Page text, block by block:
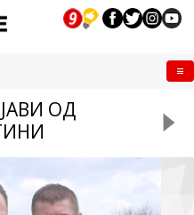
ОД